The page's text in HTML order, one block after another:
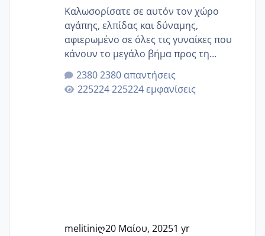
Καλωσορίσατε σε αυτόν τον χώρο
αγάπης, ελπίδας και δύναμης,
αφιερωμένο σε όλες τις γυναίκες που
κάνουν το μεγάλο βήμα προς τη
μητρότητα μέσω εξωσωματικής το 2025.
Εδώ θα μοιραστούμε αγωνίες, χαρές,
εμπειρίες και κάθε μικρή ή μεγάλη
2380 απαντήσεις
225224 εμφανίσεις
melitiniღ20 Μαίου, 20251 yr